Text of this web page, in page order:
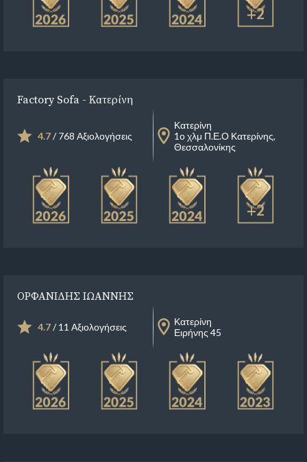
+2
Factory Sofa - Κατερίνη
4.7/ 768 Αξιολογήσεις
Κατερίνη
1ο χλμ Π.Ε.Ο Κατερίνης,
Θεσσαλονίκης
+2
ΟΡΦΑΝΙΔΗΣ ΙΩΑΝΝΗΣ
4.7/ 11 Αξιολογήσεις
Κατερίνη
Ειρήνης 45